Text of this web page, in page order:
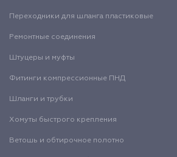
Переходники для шланга пластиковые
Ремонтные соединения
Штуцеры и муфты
Фитинги компрессионные ПНД
Шланги и трубки
Хомуты быстрого крепления
Ветошь и обтирочное полотно